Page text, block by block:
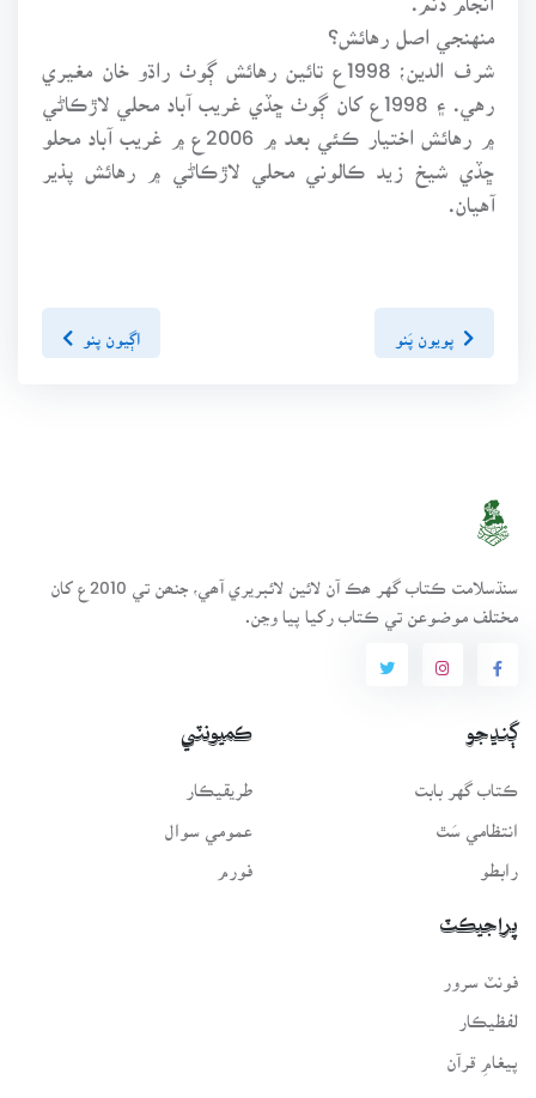
منهنجي اصل رهائش؟
شرف الدين؛ 1998ع تائين رهائش ڳوٺ راڌو خان مغيري
رهي. ۽ 1998ع کان ڳوٺ ڇڏي غريب آباد محلي لاڙڪاڻي
۾ رهائش اختيار ڪئي بعد ۾ 2006ع ۾ غريب آباد محلو
ڇڏي شيخ زيد ڪالوني محلي لاڙڪاڻي ۾ رهائش پذير
آهيان.
پويون پَنو اڳيون پنو
سنڌسلامت ڪتاب گهر ھڪ آن لائين لائبريري آھي، جنھن تي 2010ع کان
مختلف موضوعن تي ڪتاب رکيا پيا وڃن.
ڳنڍجو
ڪتاب گهر بابت
انتظامي سَٿ
رابطو
ڪميونٽي
طريقيڪار
عمومي سوال
فورم
پراجيڪٽ
لفظيڪار
پيغامِ قرآن